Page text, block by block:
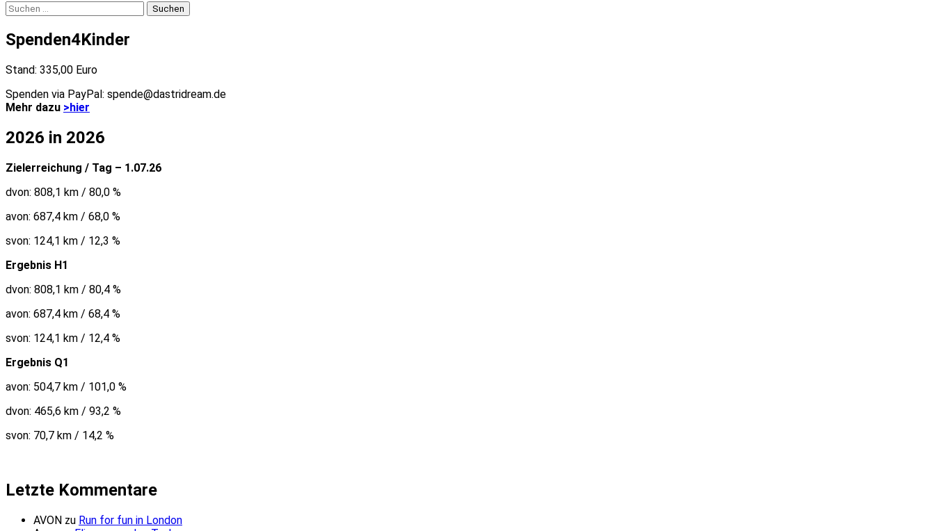
Suchen
nach:
Spenden4Kinder
Stand: 335,00 Euro
Spenden via PayPal: spende@dastridream.de
Mehr dazu >hier
2026 in 2026
Zielerreichung / Tag – 1.07.26
dvon: 808,1 km / 80,0 %
avon: 687,4 km / 68,0 %
svon: 124,1 km / 12,3 %
Ergebnis H1
dvon: 808,1 km / 80,4 %
avon: 687,4 km / 68,4 %
svon: 124,1 km / 12,4 %
Ergebnis Q1
avon: 504,7 km / 101,0 %
dvon: 465,6 km / 93,2 %
svon: 70,7 km / 14,2 %
Letzte Kommentare
AVON zu Run for fun in London